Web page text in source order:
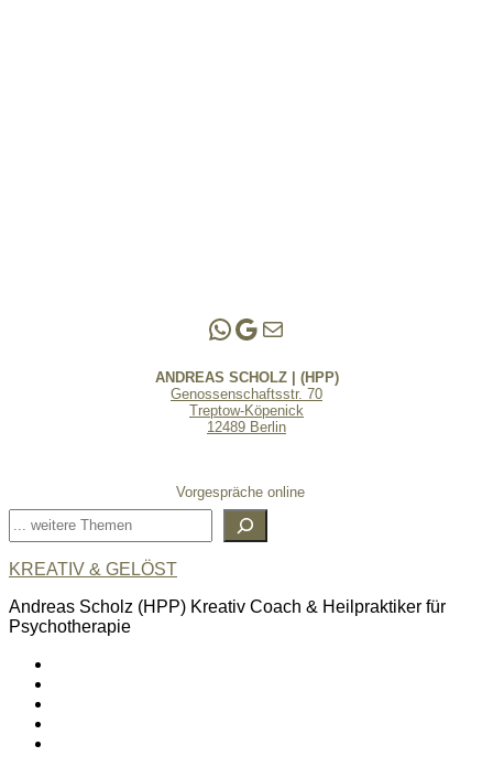
Andreas Scholz | (HPP)
Praxis Adlershof
E-Mail an mich ...
ANDREAS SCHOLZ | (HPP)
Genossenschaftsstr. 70
Treptow-Köpenick
12489 Berlin
Vorgespräche online
Suchen
KREATIV & GELÖST
Andreas Scholz (HPP) Kreativ Coach & Heilpraktiker für
Psychotherapie